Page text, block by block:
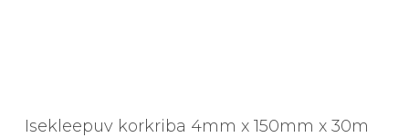
Isekleepuv korkriba 4mm x 150mm x 30m